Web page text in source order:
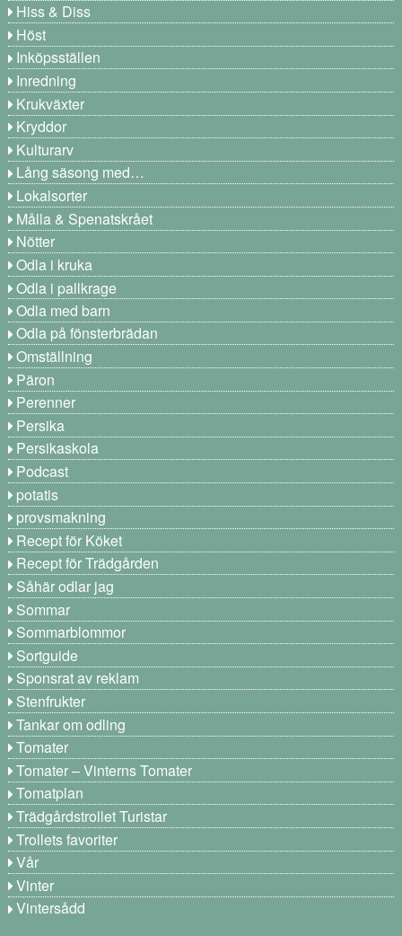
Hiss & Diss
Höst
Inköpsställen
Inredning
Krukväxter
Kryddor
Kulturarv
Lång säsong med…
Lokalsorter
Målla & Spenatskrået
Nötter
Odla i kruka
Odla i pallkrage
Odla med barn
Odla på fönsterbrädan
Omställning
Päron
Perenner
Persika
Persikaskola
Podcast
potatis
provsmakning
Recept för Köket
Recept för Trädgården
Såhär odlar jag
Sommar
Sommarblommor
Sortguide
Sponsrat av reklam
Stenfrukter
Tankar om odling
Tomater
Tomater – Vinterns Tomater
Tomatplan
Trädgårdstrollet Turistar
Trollets favoriter
Vår
Vinter
Vintersådd